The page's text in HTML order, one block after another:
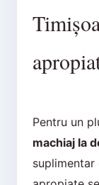
Pentru un
machiaj la